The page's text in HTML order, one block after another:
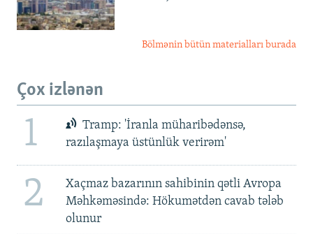
Bölmənin bütün materialları burada
Çox izlənən
1
Tramp: 'İranla müharibədənsə,
razılaşmaya üstünlük verirəm'
2
Xaçmaz bazarının sahibinin qətli Avropa
Məhkəməsində: Hökumətdən cavab tələb
olunur